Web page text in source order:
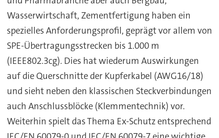
Wasserwirtschaft, Zementfertigung haben ein
spezielles Anforderungsprofil, geprägt vor allem von
SPE-Übertragungsstrecken bis 1.000 m
(IEEE802.3cg). Dies hat wiederum Auswirkungen
auf die Querschnitte der Kupferkabel (AWG16/18)
und sieht neben den klassischen Steckverbindungen
auch Anschlussblöcke (Klemmentechnik) vor.
Weiterhin spielt das Thema Ex-Schutz entsprechend